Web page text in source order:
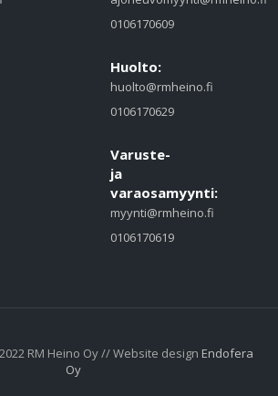
0106170609
Huolto:
huolto@rmheino.fi
0106170629
Varuste-
ja
varaosamyynti:
myynti@rmheino.fi
0106170619
RM Heino Oy // Website design Endofera
Oy